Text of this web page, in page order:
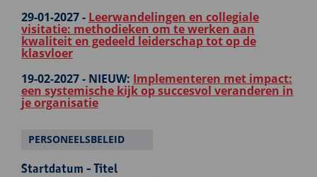
29-01-2027 - Leerwandelingen en collegiale
visitatie: methodieken om te werken aan
kwaliteit en gedeeld leiderschap tot op de
klasvloer
19-02-2027 - NIEUW: Implementeren met impact:
een systemische kijk op succesvol veranderen in
je organisatie
PERSONEELSBELEID
Startdatum - Titel